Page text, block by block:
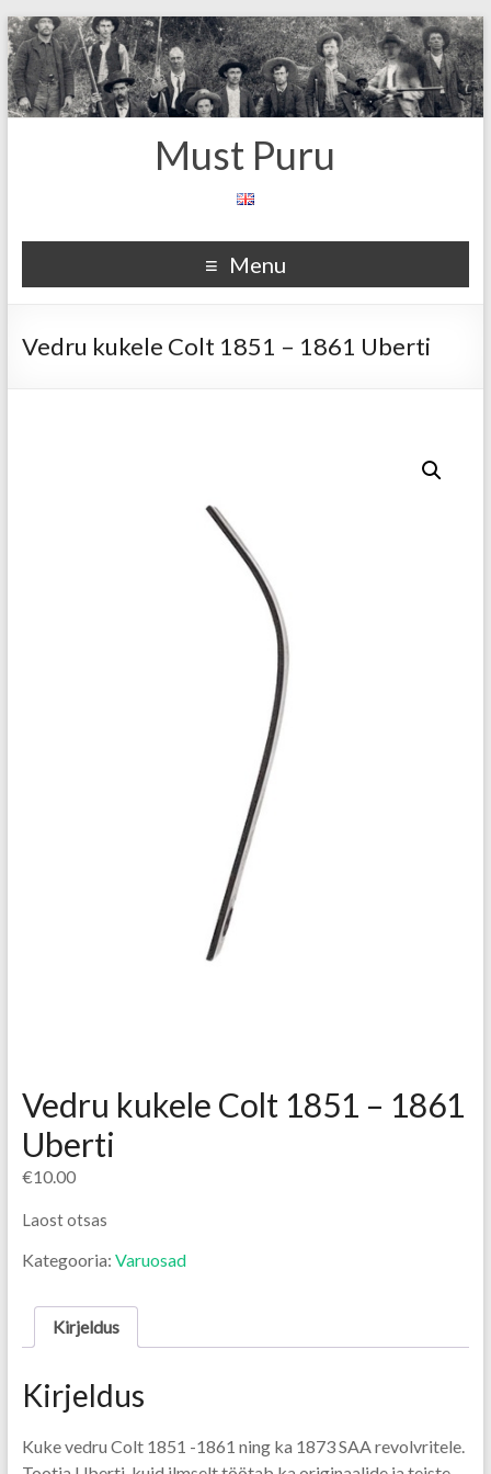
Must Puru
Menu
Vedru kukele Colt 1851 – 1861 Uberti
Vedru kukele Colt 1851 – 1861
Uberti
€10.00
Laost otsas
Kategooria: Varuosad
Kirjeldus
Kirjeldus
Kuke vedru Colt 1851 -1861 ning ka 1873 SAA revolvritele.